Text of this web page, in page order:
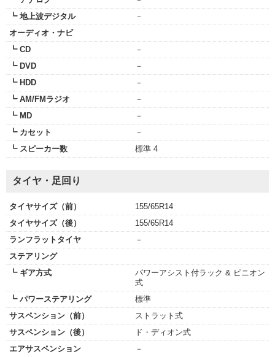
┗ 地上波デジタル
－
オーディオ・ナビ
┗ CD
－
┗ DVD
－
┗ HDD
－
┗ AM/FMラジオ
－
┗ MD
－
┗ カセット
－
┗ スピーカー数
標準 4
タイヤ・足回り
タイヤサイズ（前）
155/65R14
タイヤサイズ（後）
155/65R14
ランフラットタイヤ
－
ステアリング
┗ ギア方式
パワーアシスト付ラック & ピニオン
式
┗ パワーステアリング
標準
サスペンション（前）
ストラット式
サスペンション（後）
ド・ディオン式
エアサスペンション
－